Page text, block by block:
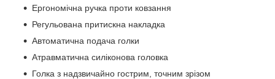
Ергономічна ручка проти ковзання
Регульована притискна накладка
Автоматична подача голки
Атравматична силіконова головка
Голка з надзвичайно гострим, точним зрізом